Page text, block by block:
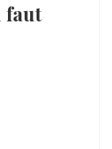
faut